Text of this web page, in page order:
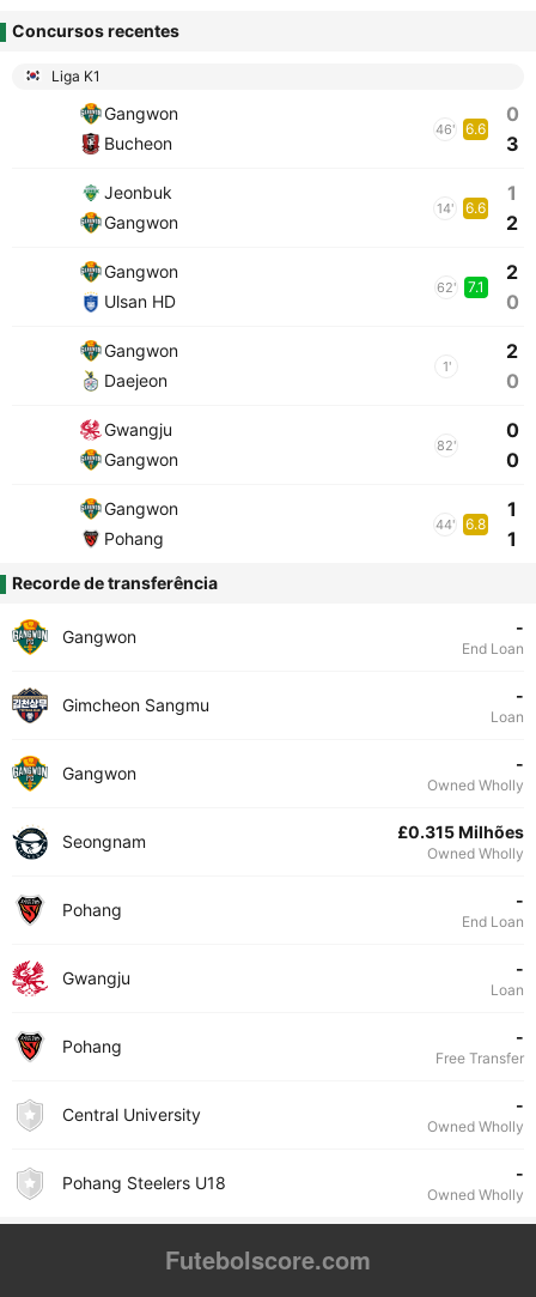
Concursos recentes
Liga K1
Gangwon
Bucheon
46' 6.6
0
3
Jeonbuk
Gangwon
14' 6.6
1
2
Gangwon
Ulsan HD
62' 7.1
2
0
Gangwon
Daejeon
1'
2
0
Gwangju
Gangwon
82'
0
0
Gangwon
Pohang
44' 6.8
1
1
Recorde de transferência
Gangwon -
End Loan
Gimcheon Sangmu -
Loan
Gangwon -
Owned Wholly
Seongnam £0.315 Milhões
Owned Wholly
Pohang -
End Loan
Gwangju -
Loan
Pohang -
Free Transfer
Central University -
Owned Wholly
Pohang Steelers U18 -
Owned Wholly
Futebolscore.com